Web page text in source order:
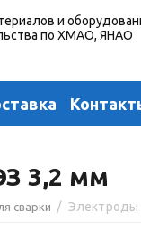
и
по ХМАО, ЯНАО
3,2 мм
сварки / Электроды